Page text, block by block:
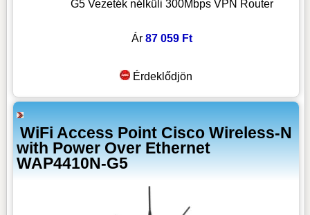
G5 Vezeték nélküli 300Mbps VPN Router
Ár87 059 Ft
Érdeklődjön
WiFi Access Point Cisco Wireless-N
with Power Over Ethernet
WAP4410N-G5